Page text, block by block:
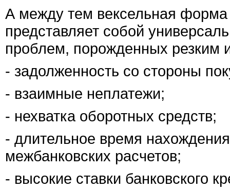
А между тем вексельная
представляет собой
проблем, порожденных резким
- задолженность со стороны
- взаимные неплатежи;
- нехватка оборотных средств;
- длительное время
межбанковских расчетов;
- высокие ставки банковского